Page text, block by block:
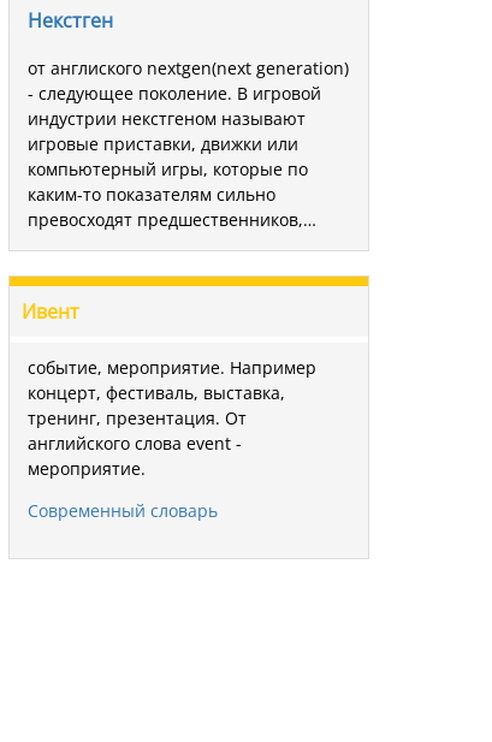
Некстген
от англиского nextgen(next generation)
- следующее поколение. В игровой
индустрии некстгеном называют
игровые приставки, движки или
компьютерный игры, которые по
каким-то показателям сильно
превосходят предшественников,…
Ивент
событие, мероприятие. Например
концерт, фестиваль, выставка,
тренинг, презентация. От
английского слова event -
мероприятие.
Современный словарь